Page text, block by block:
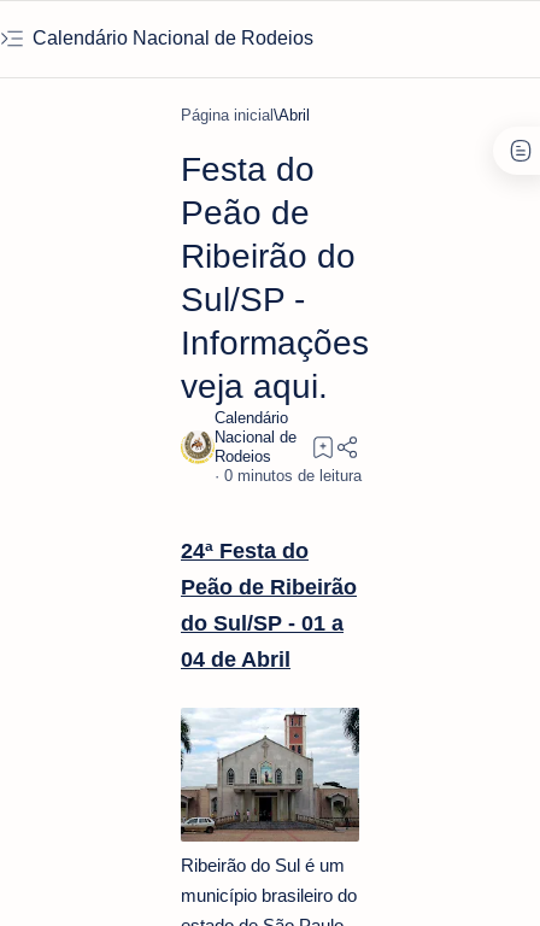
Calendário Nacional de Rodeios
Página inicial Abril
Festa do
Peão de
Ribeirão do
Sul/SP -
Informações
veja aqui.
0
24ª Festa do
Peão de Ribeirão
do Sul/SP - 01 a
04 de Abril
Ribeirão do Sul é um
município brasileiro do